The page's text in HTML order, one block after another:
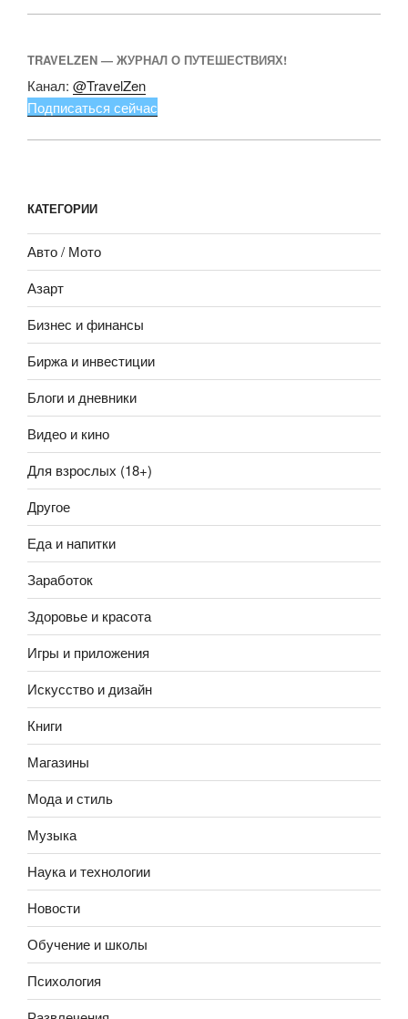
TRAVELZEN — ЖУРНАЛ О ПУТЕШЕСТВИЯХ!
Канал: @TravelZen
Подписаться сейчас
КАТЕГОРИИ
Авто / Мото
Азарт
Бизнес и финансы
Биржа и инвестиции
Блоги и дневники
Видео и кино
Для взрослых (18+)
Другое
Еда и напитки
Заработок
Здоровье и красота
Игры и приложения
Искусство и дизайн
Книги
Магазины
Мода и стиль
Музыка
Наука и технологии
Новости
Обучение и школы
Психология